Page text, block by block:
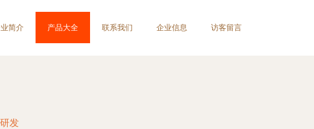
简介 产品大全 联系我们 企业信息 访客留言
发